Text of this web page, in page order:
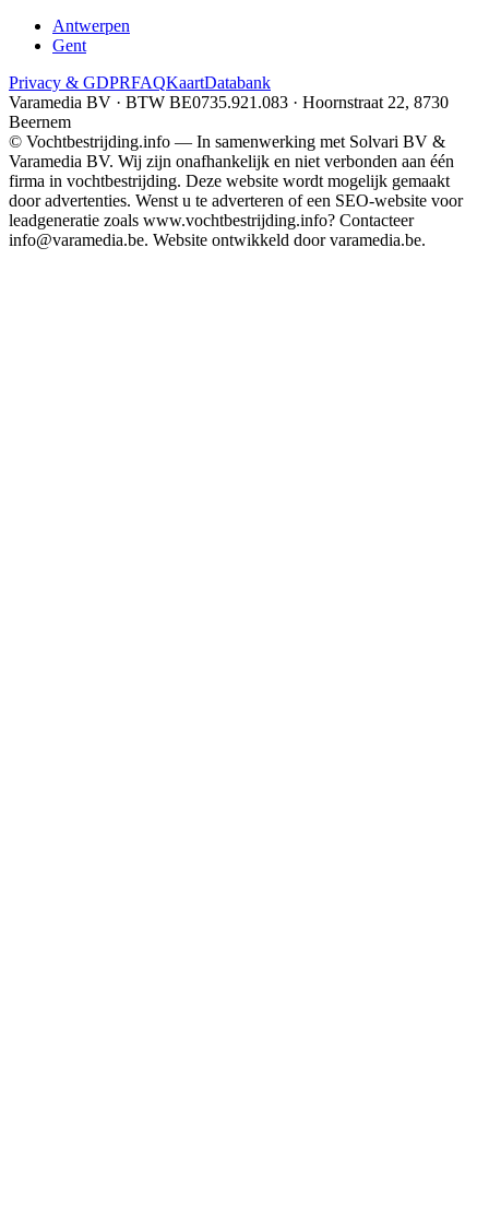
Antwerpen
Gent
Privacy & GDPRFAQKaartDatabank
Varamedia BV · BTW BE0735.921.083 · Hoornstraat 22, 8730
Beernem
© Vochtbestrijding.info — In samenwerking met Solvari BV &
Varamedia BV. Wij zijn onafhankelijk en niet verbonden aan één
firma in vochtbestrijding. Deze website wordt mogelijk gemaakt
door advertenties. Wenst u te adverteren of een SEO-website voor
leadgeneratie zoals www.vochtbestrijding.info? Contacteer
info@varamedia.be. Website ontwikkeld door varamedia.be.